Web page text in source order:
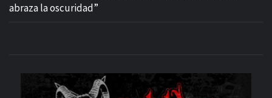
abraza la oscuridad”